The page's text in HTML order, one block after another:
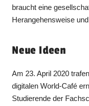
braucht eine
Herangehensweise
Neue Ideen
Am 23. April 2020
digitalen World-Café
Studierende der